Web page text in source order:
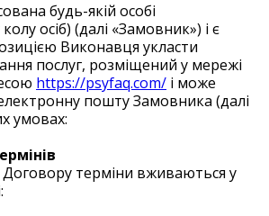
будь-якій особі
осіб) (далі «Замовник») і є
Виконавця укласти
послуг, розміщений у мережі
https://psyfaq.com/ і може
пошту Замовника (далі
умовах:
терміни вживаються у